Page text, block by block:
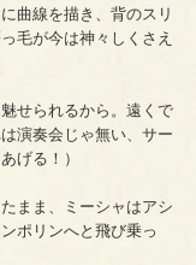
曲線を描き、背のスリ
毛が今は神々しくさえ
せられるから。遠くで
演奏会じゃ無い、サー
げる！）
まま、ミーシャはアシ
ポリンへと飛び乗っ